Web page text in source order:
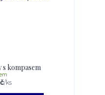
kompasem
/ks